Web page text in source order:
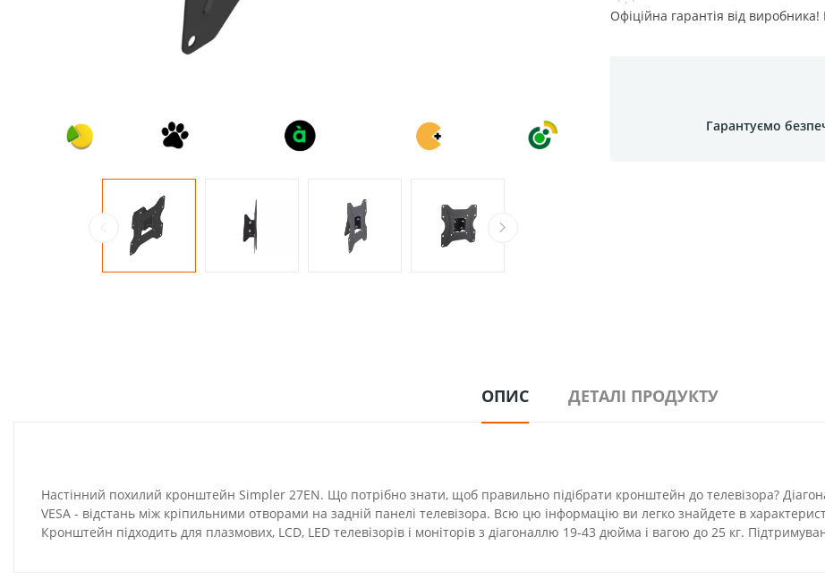
Офіційна гарантія від
Гарантуємо
ОПИС ДЕТАЛІ ПРОДУКТУ
Настінний похилий кронштейн Simpler 27EN. Що потрібно знати, щоб правильно підібрати кронштейн до телевізора?
VESA - відстань між кріпильними отворами на задній панелі телевізора. Всю цю інформацію ви легко знайдете в
Кронштейн підходить для плазмових, LCD, LED телевізорів і моніторів з діагоналлю 19-43 дюйма і вагою до 25 кг.